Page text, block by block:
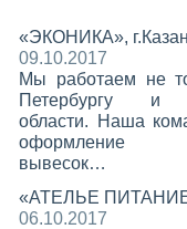
«ЭКОНИКА»,
09.10.2017
Мы работаем не
Петербургу и
области. Наша
оформление
вывесок…
«АТЕЛЬЕ
06.10.2017